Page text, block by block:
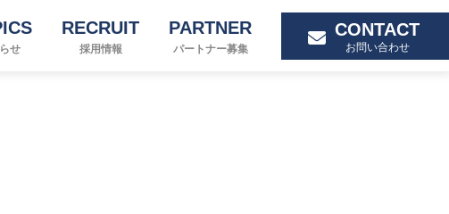
せ
RECRUIT
採用情報
PARTNER
パートナー募集
CONTACT
お問い合わせ